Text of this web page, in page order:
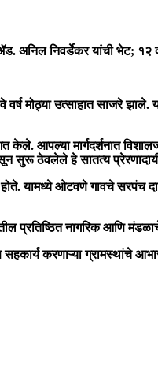
अनिल निवर्डेकर यांची भेट; १२
मोठ्या उत्साहात साजरे
आपल्या मार्गदर्शनात
सुरू ठेवलेले हे सातत्य
यामध्ये ओटवणे गावचे सरपंच
प्रतिष्ठित नागरिक आणि
करणाऱ्या ग्रामस्थांचे